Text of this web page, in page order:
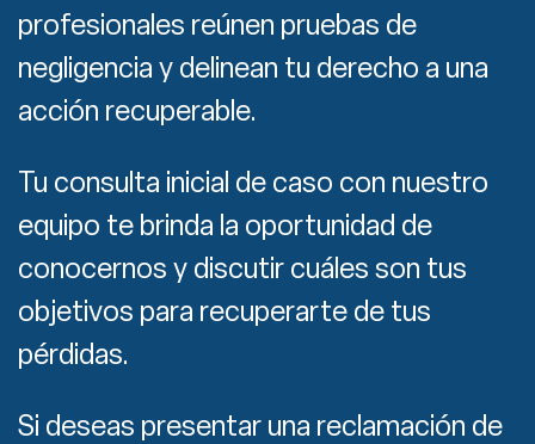
profesionales reúnen pruebas de
negligencia y delinean tu derecho a una
acción recuperable.
Tu consulta inicial de caso con nuestro
equipo te brinda la oportunidad de
conocernos y discutir cuáles son tus
objetivos para recuperarte de tus
pérdidas.
Si deseas presentar una reclamación de